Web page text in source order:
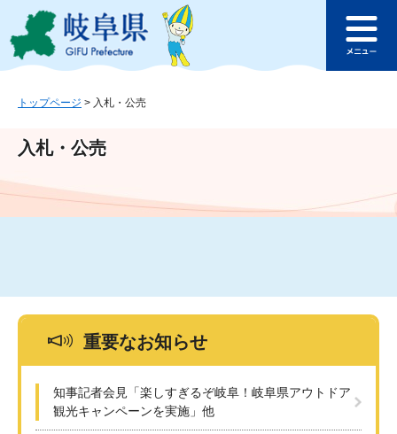
ジ
ュ
文
このページの本文へ
ュ
トップページ > 入札・公売
入札・公売
重要なお知らせ
知事記者会見「楽しすぎるぞ岐阜！岐阜県アウトドア
観光キャンペーンを実施」他